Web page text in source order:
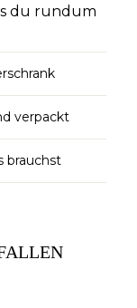
du rundum
verpackt
brauchst